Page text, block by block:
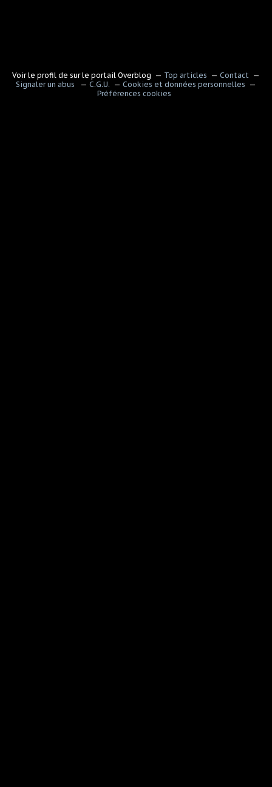
Voir le profil de sur le portail Overblog Top articles
Contact
Signaler un abus
C.G.U.
Cookies et données personnelles
Préférences cookies